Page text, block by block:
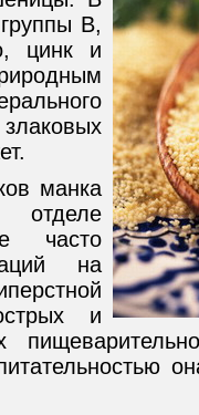
В,
цинк и
манка
отделе
часто
на
и